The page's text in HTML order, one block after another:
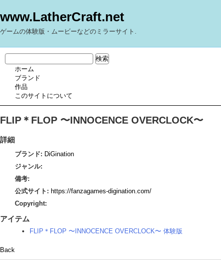
www.LatherCraft.net
ゲームの体験版・ムービーなどのミラーサイト.
ホーム
ブランド
作品
このサイトについて
FLIP＊FLOP 〜INNOCENCE OVERCLOCK〜
詳細
ブランド: DiGination
ジャンル:
備考:
公式サイト: https://fanzagames-digination.com/
Copyright:
アイテム
FLIP＊FLOP 〜INNOCENCE OVERCLOCK〜 体験版
Back